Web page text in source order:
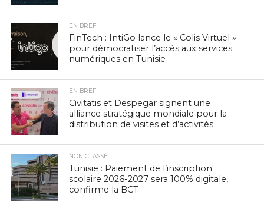
EN BREF
FinTech : IntiGo lance le « Colis Virtuel »
pour démocratiser l’accès aux services
numériques en Tunisie
EN BREF
Civitatis et Despegar signent une
alliance stratégique mondiale pour la
distribution de visites et d’activités
NON CLASSÉ
Tunisie : Paiement de l’inscription
scolaire 2026-2027 sera 100% digitale,
confirme la BCT